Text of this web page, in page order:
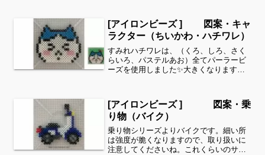
別に図案を見ることができます！お時間
がありましたら、他の図案...
[アイロンビーズ ] 図案・キャ
ラクター（ちいかわ・ハチワレ）
すみれハチワレは、（くろ、しろ、さく
らいろ、パステルあお）全てパーラービ
ーズを使用しました✨大きくなります
虫などシリーズ別に図案を見ることがで
きます！お時間がありました...
[アイロンビーズ ] 図案・乗
り物（バイク）
乗り物シリーズよりバイクです。細い所
は強度が脆くなりますので、取り扱いに
注意してくださいね。これくらいのサイ